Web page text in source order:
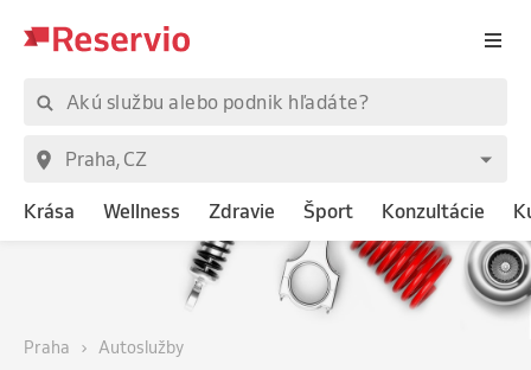
Krása Wellness Zdravie Šport Konzultácie
Praha Autoslužby